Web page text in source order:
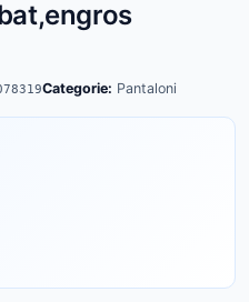
Categorie: Pantaloni